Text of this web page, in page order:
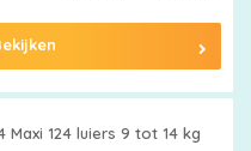
Maxi 124 luiers 9 tot 14 kg